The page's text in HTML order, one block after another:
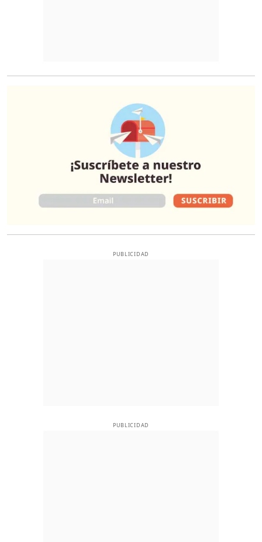
PUBLICIDAD
PUBLICIDAD